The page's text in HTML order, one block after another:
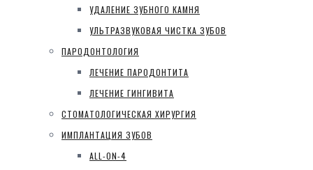
УДАЛЕНИЕ ЗУБНОГО КАМНЯ
УЛЬТРАЗВУКОВАЯ ЧИСТКА ЗУБОВ
ПАРОДОНТОЛОГИЯ
ЛЕЧЕНИЕ ПАРОДОНТИТА
ЛЕЧЕНИЕ ГИНГИВИТА
СТОМАТОЛОГИЧЕСКАЯ ХИРУРГИЯ
ИМПЛАНТАЦИЯ ЗУБОВ
ALL-ON-4